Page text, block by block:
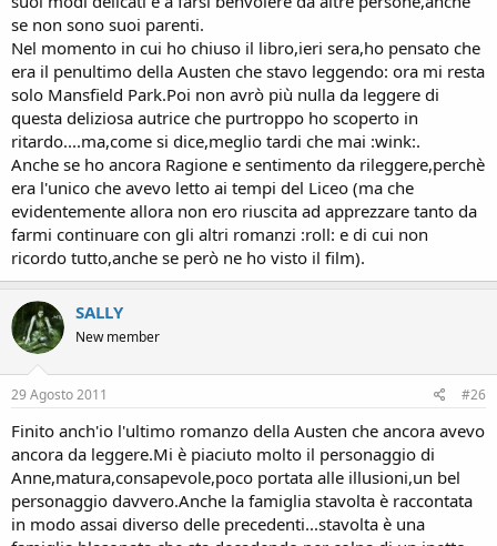
se non sono suoi parenti.
Nel momento in cui ho chiuso il libro,ieri sera,ho pensato che
era il penultimo della Austen che stavo leggendo: ora mi resta
solo Mansfield Park.Poi non avrò più nulla da leggere di
questa deliziosa autrice che purtroppo ho scoperto in
ritardo....ma,come si dice,meglio tardi che mai :wink:.
Anche se ho ancora Ragione e sentimento da rileggere,perchè
era l'unico che avevo letto ai tempi del Liceo (ma che
evidentemente allora non ero riuscita ad apprezzare tanto da
farmi continuare con gli altri romanzi :roll: e di cui non
ricordo tutto,anche se però ne ho visto il film).
SALLY
New member
29 Agosto 2011 #26
Finito anch'io l'ultimo romanzo della Austen che ancora avevo
ancora da leggere.Mi è piaciuto molto il personaggio di
Anne,matura,consapevole,poco portata alle illusioni,un bel
personaggio davvero.Anche la famiglia stavolta è raccontata
in modo assai diverso delle precedenti...stavolta è una